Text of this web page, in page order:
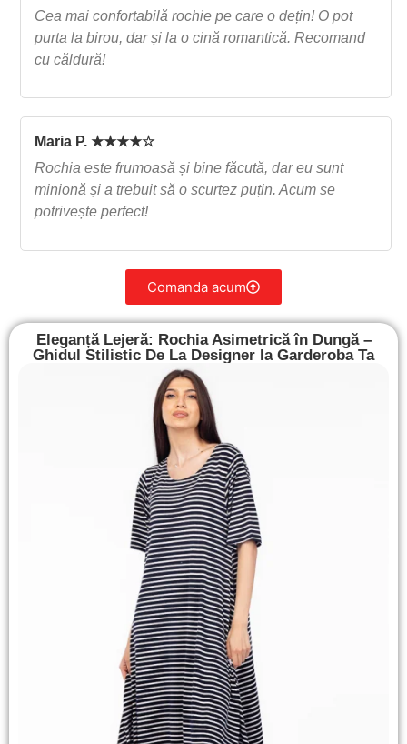
Cea mai confortabilă rochie pe care o dețin! O pot
purta la birou, dar și la o cină romantică. Recomand
cu căldură!
Maria P. ★★★★☆
Rochia este frumoasă și bine făcută, dar eu sunt
minionă și a trebuit să o scurtez puțin. Acum se
potrivește perfect!
Comanda acum
Eleganță Lejeră: Rochia Asimetrică în Dungă –
Ghidul Stilistic De La Designer la Garderoba Ta